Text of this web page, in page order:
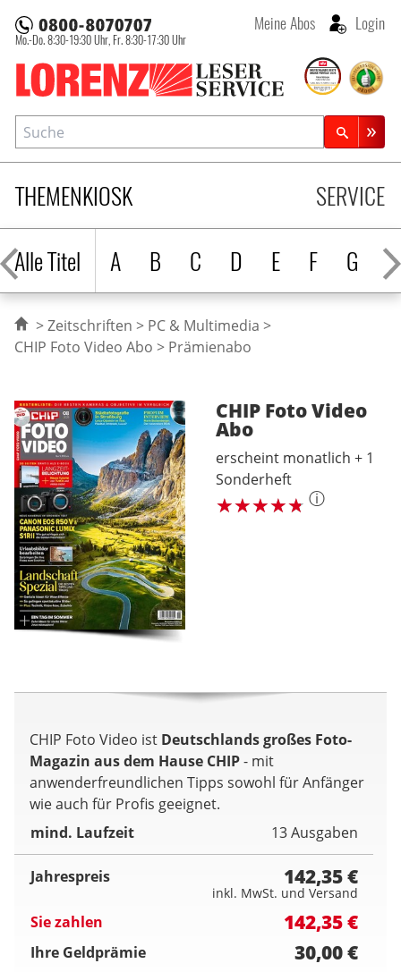
Lorenz Leserservice
Mo.-Do. 8:30-19:30 Uhr, Fr. 8:30-17:30 Uhr
Meine Abos Login
THEMENKIOSK
Alle Titel
A B C D E F G H
SERVICE
Suche
Zeitschriftensuche
Zeitschriften
PC & Multimedia
CHIP Foto Video Abo
Prämienabo
CHIP Foto Video
Abo
erscheint monatlich + 1
Sonderheft
ⓘ
CHIP Foto Video ist Deutschlands großes Foto-
Magazin aus dem Hause CHIP- mit
anwenderfreundlichen Tipps sowohl für Anfänger
wie auch für Profis geeignet.
mind. Laufzeit
13 Ausgaben
Jahrespreis 142,35 €
inkl. MwSt. und Versand
Sie zahlen 142,35 €
Ihre Geldprämie 30,00 €